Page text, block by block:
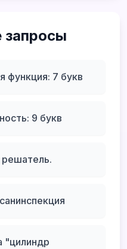
запросы
функция: 7 букв
9 букв
"цилиндр